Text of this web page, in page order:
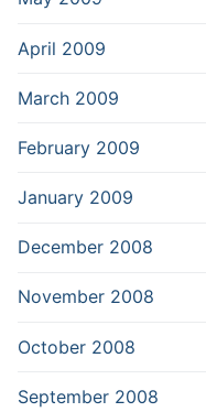
April 2009
March 2009
February 2009
January 2009
December 2008
November 2008
October 2008
September 2008